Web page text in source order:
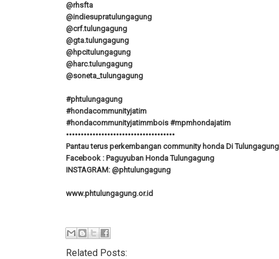
@rhsfta
@indiesupratulungagung
@crf.tulungagung
@gta.tulungagung
@hpcitulungagung
@harc.tulungagung
@soneta_tulungagung
#phtulungagung
#hondacommunityjatim
#hondacommunityjatimmbois #mpmhondajatim
•••••••••••••••••••••••••••••••••••••
Pantau terus perkembangan community honda Di
Facebook : Paguyuban Honda Tulungagung
INSTAGRAM: @phtulungagung
www.phtulungagung.or.id
Related Posts: